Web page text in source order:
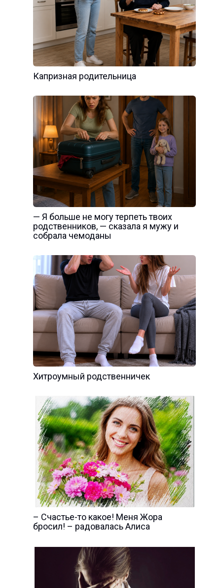
Капризная родительница
— Я больше не могу терпеть твоих
родственников, — сказала я мужу и
собрала чемоданы
Хитроумный родственничек
– Счастье-то какое! Меня Жора
бросил! – радовалась Алиса